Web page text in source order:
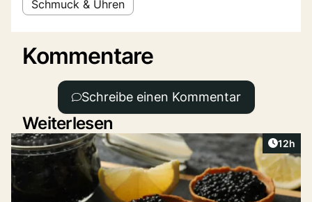
Schmuck & Uhren
Kommentare
Schreibe einen Kommentar
Weiterlesen
Artikel
12h